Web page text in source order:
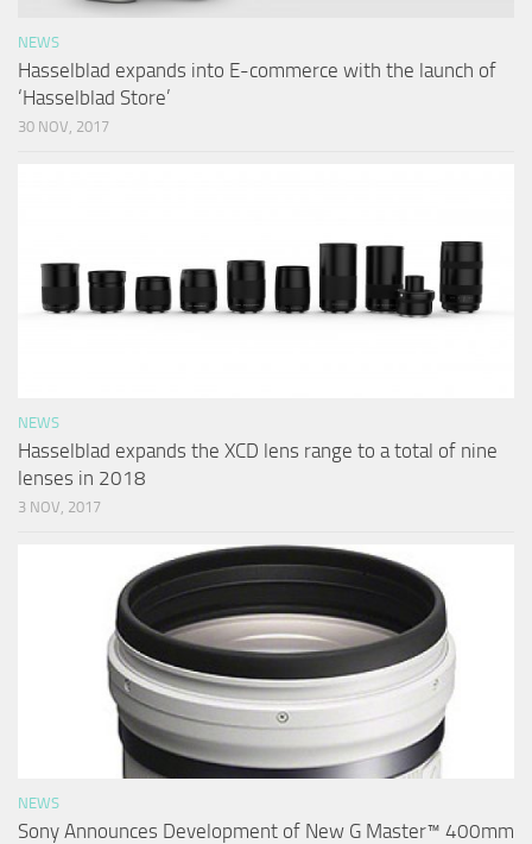
NEWS
Hasselblad expands into E-commerce with the launch of
‘Hasselblad Store’
30 NOV, 2017
NEWS
Hasselblad expands the XCD lens range to a total of nine
lenses in 2018
3 NOV, 2017
NEWS
Sony Announces Development of New G Master™ 400mm